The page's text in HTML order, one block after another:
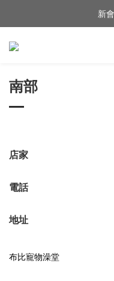
新
南部
店家
電話
地址
布比寵物澡堂